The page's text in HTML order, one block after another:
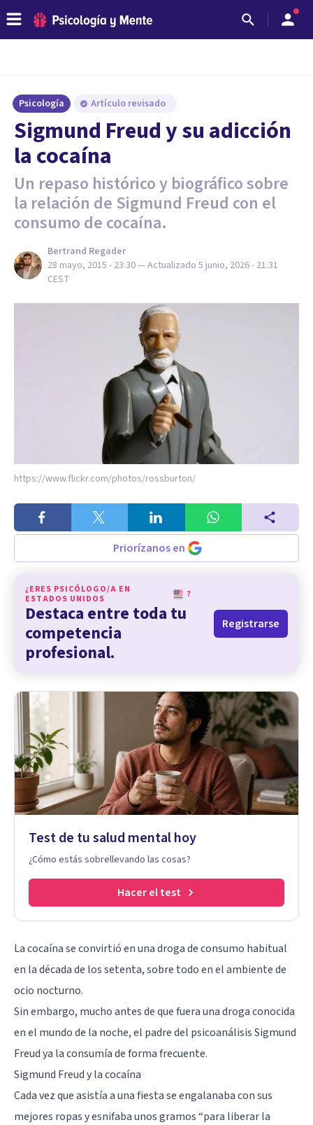
Psicología Artículo revisado
Sigmund Freud y su adicción
la cocaína
Un repaso histórico y biográfico sobre
la relación de Sigmund Freud con el
consumo de cocaína.
Bertrand Regader
28 mayo, 2015 - 23:30— Actualizado 5 junio, 2026 - 21:31
CEST
https://www.flickr.com/photos/rossburton/
Priorízanos en
¿ERES PSICÓLOGO/A EN
ESTADOS UNIDOS
?
Destaca entre toda tu
competencia
profesional.
Registrarse
Test de tu salud mental hoy
¿Cómo estás sobrellevando las cosas?
Hacer el test
Lacocaínase convirtió en una droga de consumo habitual
en la década de los setenta, sobre todo en el ambiente de
ocio nocturno.
Sin embargo, mucho antes de que fuera una droga conocida
en el mundo de la noche,el padre del psicoanálisis Sigmund
Freudya la consumía de forma frecuente.
Sigmund Freud y la cocaína
Cada vez que asistía a una fiesta se engalanaba con sus
mejores ropas y esnifaba unos gramos “para liberar la